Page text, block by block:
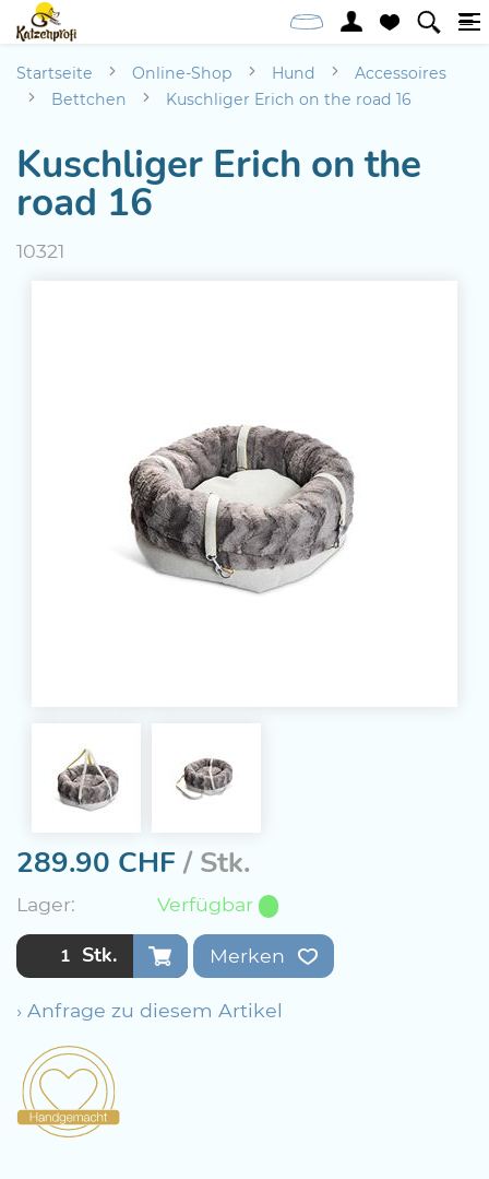
Startseite Online-Shop Hund
Accessoires
Bettchen
Kuschliger Erich on the road 16
Kuschliger Erich on the
road 16
10321
289.90 CHF/ Stk.
Lager: Verfügbar
Stk. Merken
› Anfrage zu diesem Artikel